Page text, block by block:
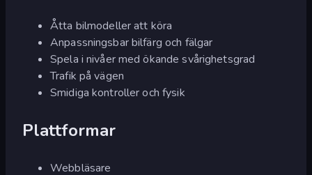
Åtta bilmodeller att köra
Anpassningsbar bilfärg och fälgar
Spela i nivåer med ökande svårighetsgrad
Trafik på vägen
Smidiga kontroller och fysik
Plattformar
Webbläsare